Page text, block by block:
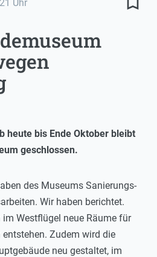
Uhr
heute bis Ende Oktober bleibt
geschlossen.
des Museums Sanierungs-
Wir haben berichtet.
im Westflügel neue Räume für
Zudem wird die
neu gestaltet, im